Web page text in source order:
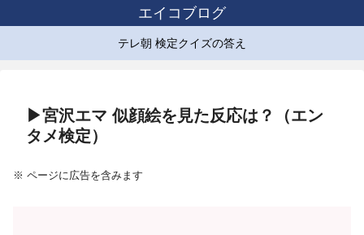
エイコブログ
テレ朝 検定クイズの答え
▶宮沢エマ 似顔絵を見た反応は？（エン
タメ検定）
※ ページに広告を含みます